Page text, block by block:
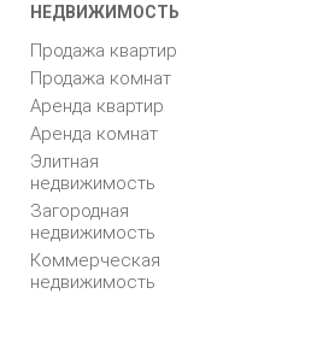
НЕДВИЖИМОСТЬ
Продажа квартир
Продажа комнат
Аренда квартир
Аренда комнат
Элитная
недвижимость
Загородная
недвижимость
Коммерческая
недвижимость